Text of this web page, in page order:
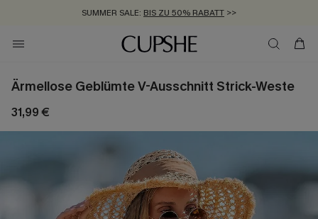
SUMMER SALE: BIS ZU 50% RABATT >>
ZUM NEWSLETTER:BIS ZU -20% EXTRA ERHALTEN
KOSTENLOSER VERSAND AB 89 €
Ärmellose Geblümte V-Ausschnitt Strick-Weste
31,99 €